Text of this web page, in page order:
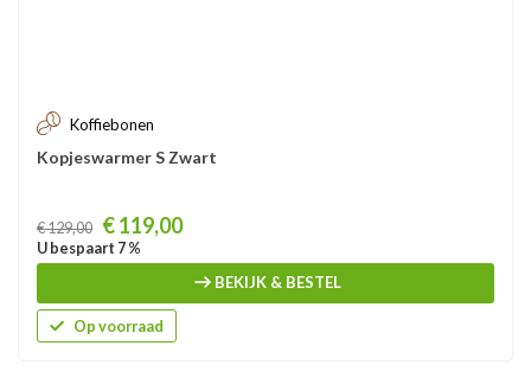
Koffiebonen
Kopjeswarmer S Zwart
Prijs
€ 129,00 € 119,00
U bespaart 7 %
BEKIJK & BESTEL
Op voorraad